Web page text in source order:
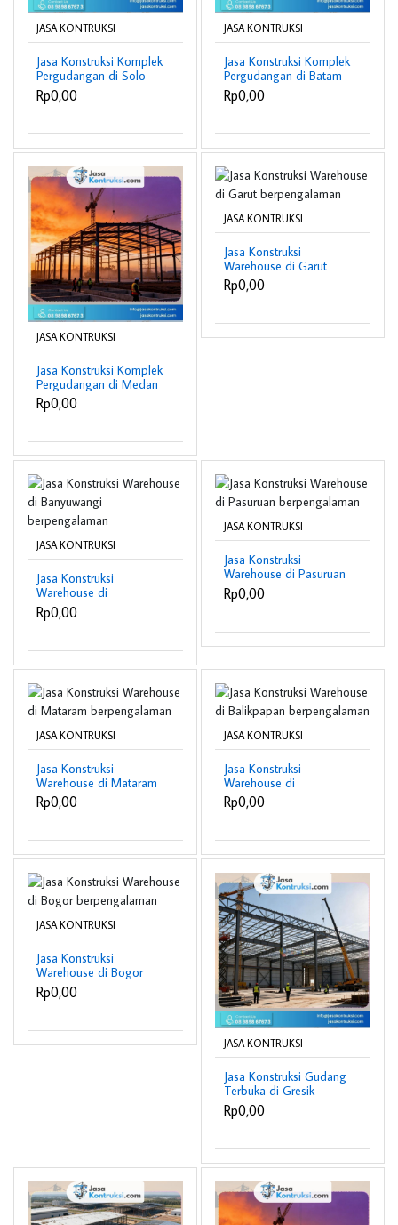
JASA KONTRUKSI
Jasa Konstruksi Komplek
Pergudangan di Solo
berpengalaman
Rp0,00
JASA KONTRUKSI
Jasa Konstruksi Komplek
Pergudangan di Batam
berpengalaman
Rp0,00
JASA KONTRUKSI
Jasa Konstruksi Komplek
Pergudangan di Medan
berpengalaman
Rp0,00
JASA KONTRUKSI
Jasa Konstruksi
Warehouse di Garut
berpengalaman
Rp0,00
JASA KONTRUKSI
Jasa Konstruksi
Warehouse di
Banyuwangi
berpengalaman
Rp0,00
JASA KONTRUKSI
Jasa Konstruksi
Warehouse di Pasuruan
berpengalaman
Rp0,00
JASA KONTRUKSI
Jasa Konstruksi
Warehouse di Mataram
berpengalaman
Rp0,00
JASA KONTRUKSI
Jasa Konstruksi
Warehouse di
Balikpapan
berpengalaman
Rp0,00
JASA KONTRUKSI
Jasa Konstruksi
Warehouse di Bogor
berpengalaman
Rp0,00
JASA KONTRUKSI
Jasa Konstruksi Gudang
Terbuka di Gresik
berpengalaman
Rp0,00